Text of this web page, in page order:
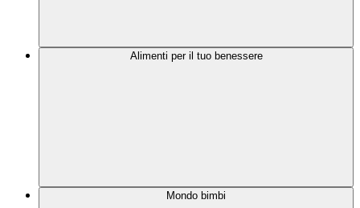
Alimenti per il tuo benessere
Mondo bimbi